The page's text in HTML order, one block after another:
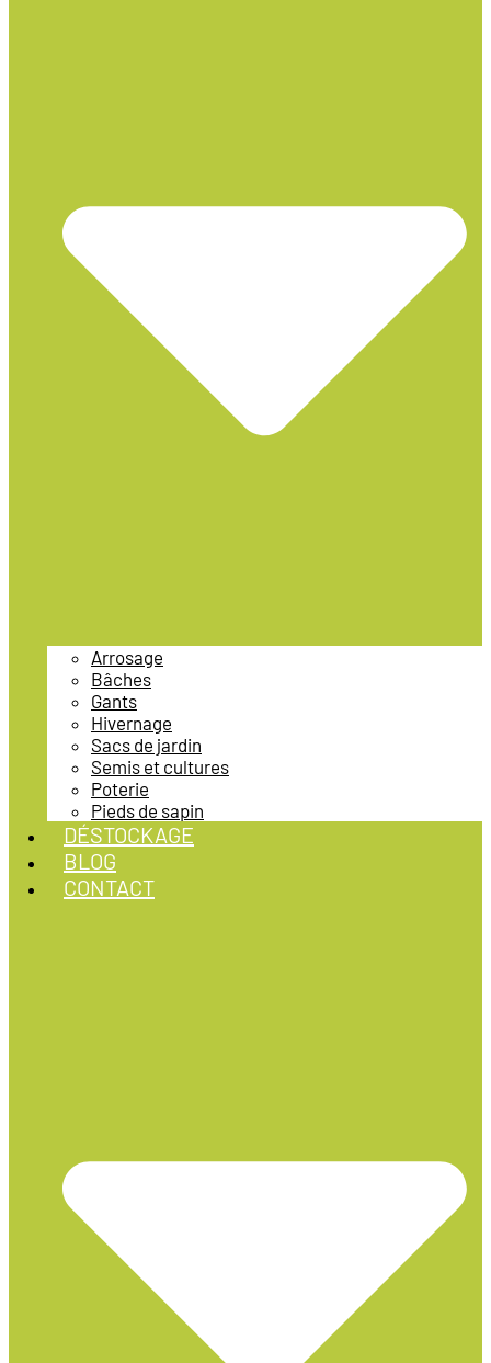
Arrosage
Bâches
Gants
Hivernage
Sacs de jardin
Semis et cultures
Poterie
Pieds de sapin
DÉSTOCKAGE
BLOG
CONTACT